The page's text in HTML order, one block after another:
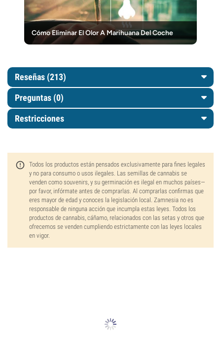
Cómo Eliminar El Olor A Marihuana Del Coche
Reseñas (213)
Preguntas (0)
Restricciones
Todos los productos están pensados exclusivamente para fines legales
y no para consumo o usos ilegales. Las semillas de cannabis se
venden como souvenirs, y su germinación es ilegal en muchos países—
por favor, infórmate antes de comprarlas. Al comprarlas confirmas que
eres mayor de edad y conoces la legislación local. Zamnesia no es
responsable de ninguna acción que incumpla estas leyes. Todos los
productos de cannabis, cáñamo, relacionados con las setas y otros que
ofrecemos se venden cumpliendo estrictamente con las leyes locales
en vigor.